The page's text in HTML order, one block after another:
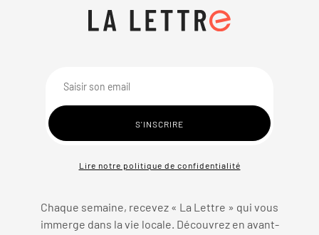
Lire notre politique de confidentialité
Chaque semaine, recevez « La Lettre » qui vous
immerge dans la vie locale. Découvrez en avant-